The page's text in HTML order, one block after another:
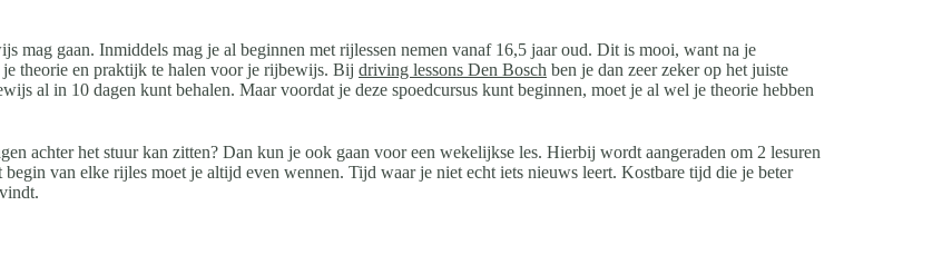
mag gaan. Inmiddels mag je al beginnen met rijlessen nemen vanaf 16,5 jaar oud. Dit is mooi, want na je
theorie en praktijk te halen voor je rijbewijs. Bij driving lessons Den Bosch ben je dan zeer zeker op het juiste
al in 10 dagen kunt behalen. Maar voordat je deze spoedcursus kunt beginnen, moet je al wel je theorie hebben
achter het stuur kan zitten? Dan kun je ook gaan voor een wekelijkse les. Hierbij wordt aangeraden om 2 lesuren
van elke rijles moet je altijd even wennen. Tijd waar je niet echt iets nieuws leert. Kostbare tijd die je beter